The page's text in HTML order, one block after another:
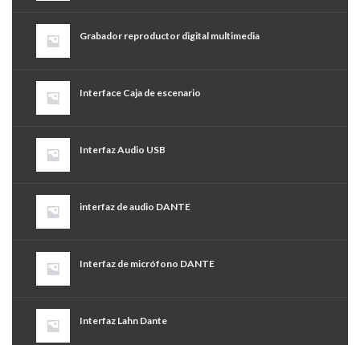
Grabador reproductor digital multimedia
Interface Caja de escenario
Interfaz Audio USB
interfaz de audio DANTE
Interfaz de micrófono DANTE
Interfaz Lahn Dante